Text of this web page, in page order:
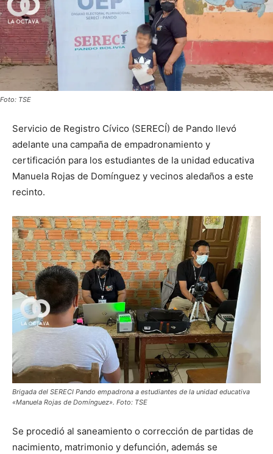
Foto: TSE
Servicio de Registro Cívico (SERECÍ) de Pando llevó
adelante una campaña de empadronamiento y
certificación para los estudiantes de la unidad educativa
Manuela Rojas de Domínguez y vecinos aledaños a este
recinto.
Brigada del SERECI Pando empadrona a estudiantes de la unidad educativa
«Manuela Rojas de Domínguez». Foto: TSE
Se procedió al saneamiento o corrección de partidas de
nacimiento, matrimonio y defunción, además se